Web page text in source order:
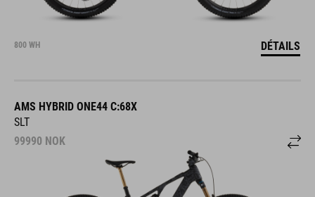
800 WH DÉTAILS
AMS HYBRID ONE44 C:68X
SLT
99990 NOK